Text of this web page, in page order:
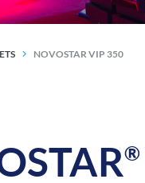
NOVOSTAR VIP 350
®